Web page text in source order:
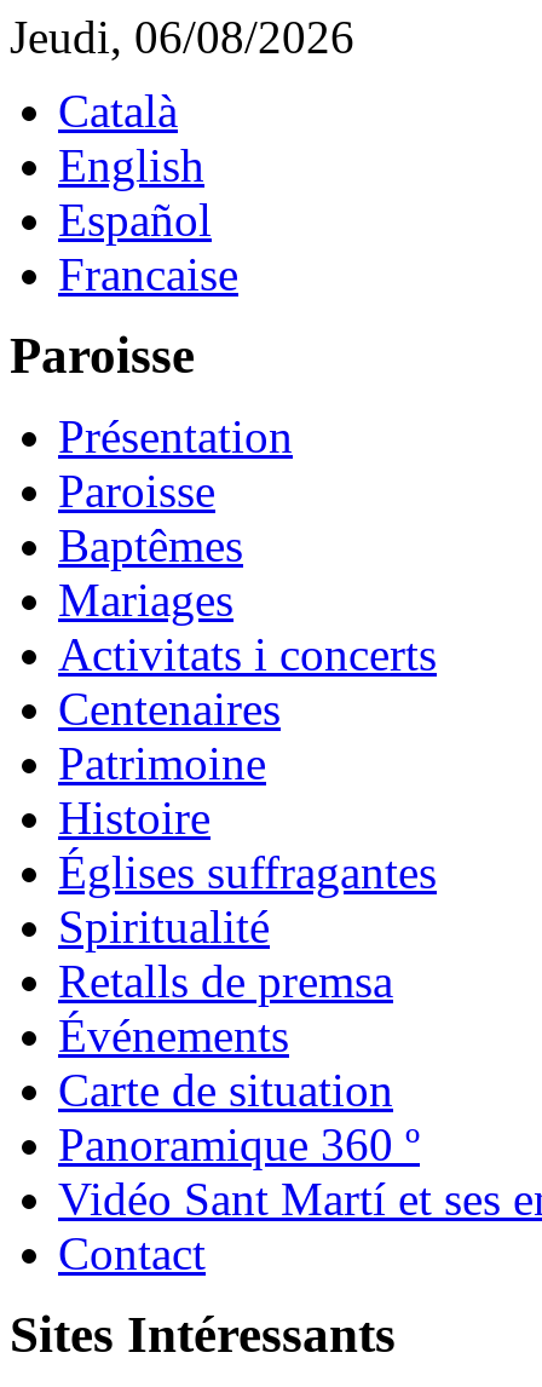
Jeudi, 06/08/2026
Català
English
Español
Francaise
Paroisse
Présentation
Paroisse
Baptêmes
Mariages
Activitats i concerts
Centenaires
Patrimoine
Histoire
Églises suffragantes
Spiritualité
Retalls de premsa
Événements
Carte de situation
Panoramique 360 º
Vidéo Sant Martí et ses
Contact
Sites Intéressants